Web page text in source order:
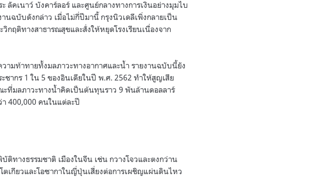
ลัคเนาว์ บังคาร์ลอร์ และศูนย์กลางทางการเงินอย่างมุมไบ
นฉบับดังกล่าว เมื่อไม่กี่ปีมานี้ กรุงนิวเดลีเพิ่งกลายเป็น
ฤติทางสาธารณสุขและสั่งให้หยุดโรงเรียนเนื่องจาก
มท้าทายทั้งมลภาวะทางอากาศและน้ำ รายงานฉบับนี้ยัง
ชากร 1 ใน 5 ของอินเดียในปี พ.ศ. 2562 ทำให้สูญเสีย
ที่มลภาวะทางน้ำคิดเป็นต้นทุนราว 9 พันล้านดอลลาร์
า 400,000 คนในแต่ละปี
ติทางธรรมชาติ เมืองในจีน เช่น กวางโจวและตงกว่าน
ตเกียวและโอซากาในญี่ปุ่นเสี่ยงต่อการเผชิญแผ่นดินไหว